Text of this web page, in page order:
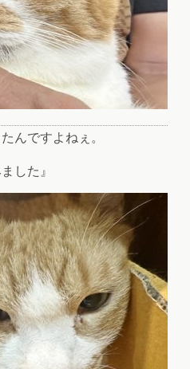
んですよねぇ。
した』